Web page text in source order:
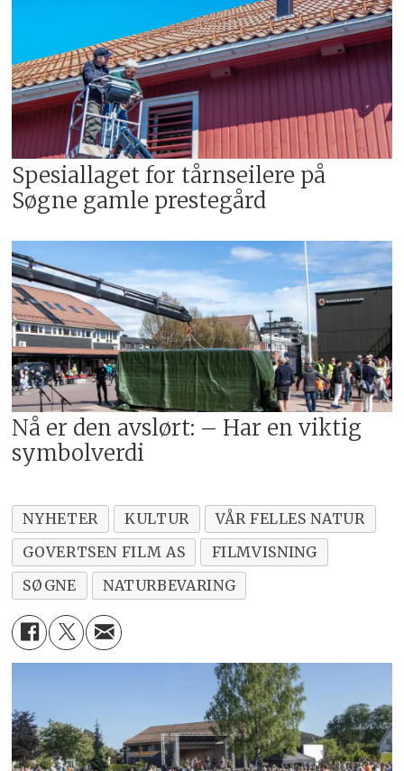
Spesiallaget for tårnseilere på
Søgne gamle prestegård
Nå er den avslørt: – Har en viktig
symbolverdi
NYHETER KULTUR
VÅR FELLES NATUR
GOVERTSEN FILM AS
FILMVISNING
SØGNE
NATURBEVARING